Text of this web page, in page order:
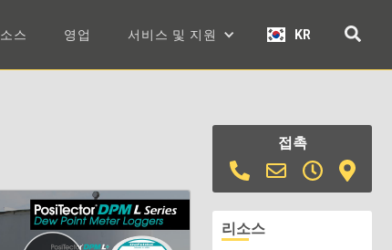
스 영업 서비스 및 지원 KR
접촉
리소스